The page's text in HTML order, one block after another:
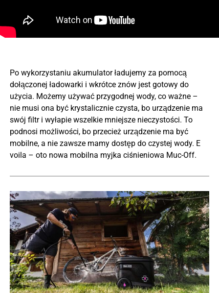
Po wykorzystaniu akumulator ładujemy za pomocą
dołączonej ładowarki i wkrótce znów jest gotowy do
użycia. Możemy używać przygodnej wody, co ważne –
nie musi ona być krystalicznie czysta, bo urządzenie ma
swój filtr i wyłapie wszelkie mniejsze nieczystości. To
podnosi możliwości, bo przecież urządzenie ma być
mobilne, a nie zawsze mamy dostęp do czystej wody. E
voila – oto nowa mobilna myjka ciśnieniowa Muc-Off.